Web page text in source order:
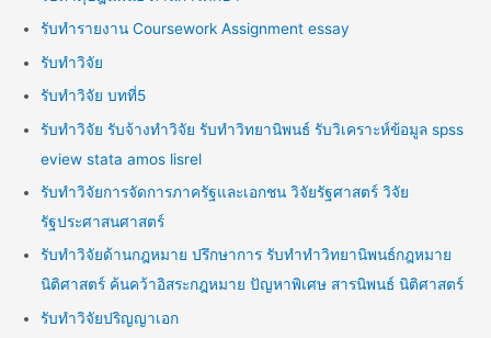
รับทำรายงาน Coursework Assignment essay
รับทำวิจัย
รับทำวิจัย บทที่5
รับทำวิจัย รับจ้างทำวิจัย รับทำวิทยานิพนธ์ รับวิเคราะห์ข้อมูล spss
eview stata amos lisrel
รับทำวิจัยการจัดการภาครัฐและเอกชน วิจัยรัฐศาสตร์ วิจัย
รัฐประศาสนศาสตร์
รับทำวิจัยด้านกฎหมาย ปรึกษาการ รับทำทำวิทยานิพนธ์กฎหมาย
นิติศาสตร์ ค้นคว้าอิสระกฎหมาย ปัญหาพิเศษ สารนิพนธ์ นิติศาสตร์
รับทำวิจัยปริญญาเอก